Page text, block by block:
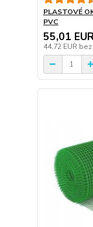
PLASTOVÉ
PVC
55,01
44,72 EUR bez